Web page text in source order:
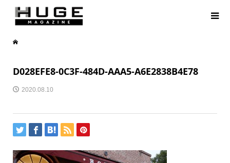
D028EFE8-0C3F-484D-AAA5-A6E2838B4E78
2020.08.10